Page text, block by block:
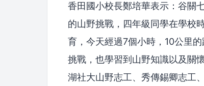
香田國小校長鄭培華表示：谷關
的山野挑戰，四年級同學在學校
育，今天經過7個小時，10公里
挑戰，也學習到山野知識以及關
湖社大山野志工、秀傳錫卿志工